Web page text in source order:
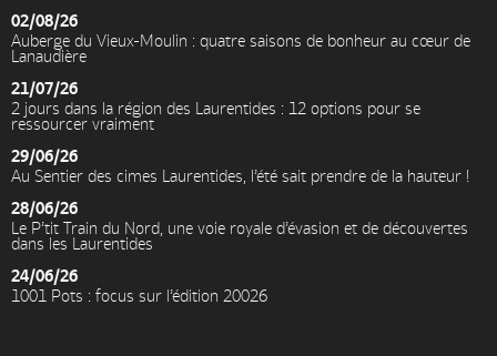
Accueil
02/08/26
Auberge du Vieux-Moulin : quatre saisons de bonheur au cœur de
Lanaudière
21/07/26
2 jours dans la région des Laurentides : 12 options pour se
ressourcer vraiment
29/06/26
Au Sentier des cimes Laurentides, l’été sait prendre de la hauteur !
28/06/26
Le P’tit Train du Nord, une voie royale d’évasion et de découvertes
dans les Laurentides
24/06/26
1001 Pots : focus sur l’édition 20026